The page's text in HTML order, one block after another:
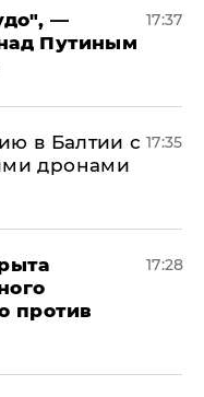
—
Путиным
17:37
в Балтии с
дронами
17:35
против
17:28